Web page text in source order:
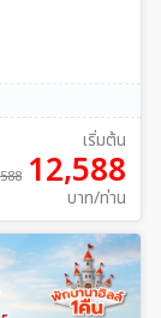
เริ่มต้น
12,588
บาท/ท่าน